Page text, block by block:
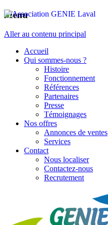
Menu
Aller au contenu principal
Accueil
Qui sommes-nous ?
Histoire
Fonctionnement
Références
Partenaires
Presse
Témoignages
Nos offres
Annonces de ventes
Services
Contact
Nous localiser
Contactez-nous
Recrutement